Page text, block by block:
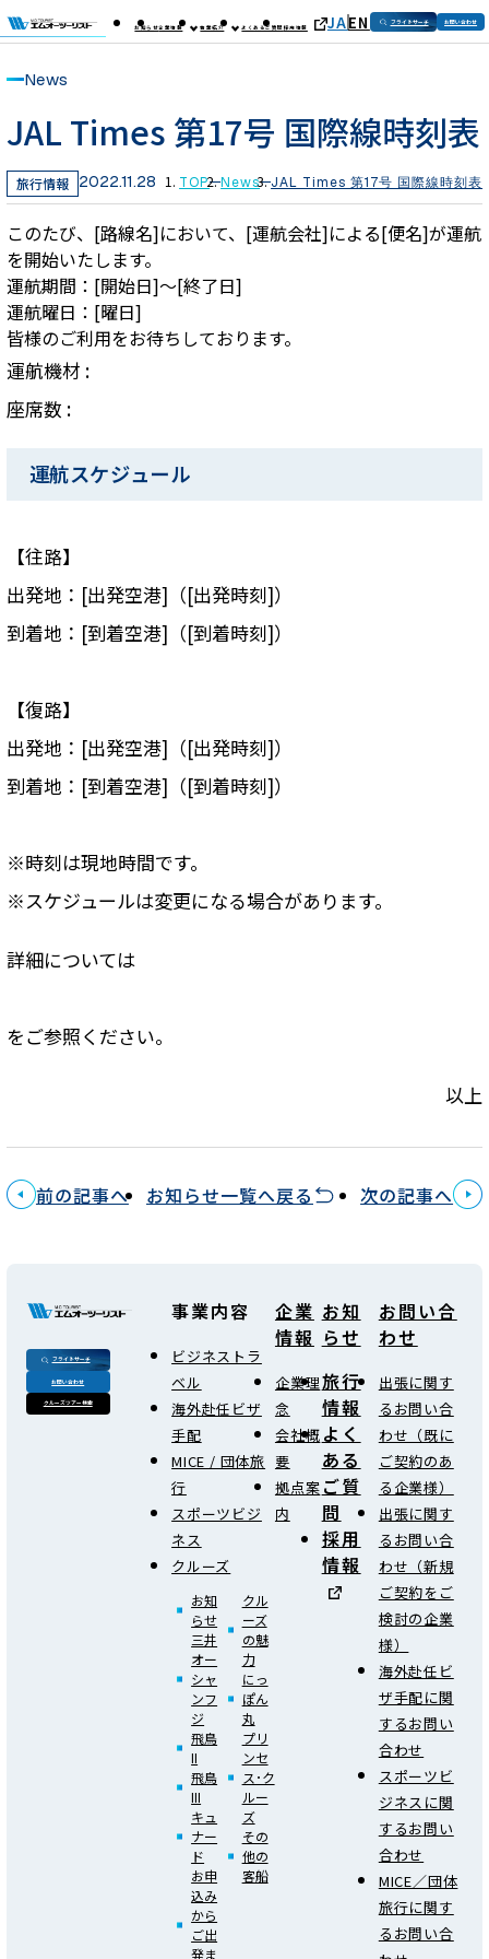
お知らせ企業情報 事業紹介 よくあるご質問採用情報 JAEN フライトサーチ お問い合わせ
News
JAL Times 第17号 国際線時刻表
旅行情報 2022.11.28 TOP News JAL Times 第17号 国際線時刻表
このたび、[路線名]において、[運航会社]による[便名]が運航
を開始いたします。
運航期間：[開始日]～[終了日]
運航曜日：[曜日]
皆様のご利用をお待ちしております。
運航機材 :
座席数 :
運航スケジュール
【往路】
出発地：[出発空港]（[出発時刻]）
到着地：[到着空港]（[到着時刻]）
【復路】
出発地：[出発空港]（[出発時刻]）
到着地：[到着空港]（[到着時刻]）
※時刻は現地時間です。
※スケジュールは変更になる場合があります。
詳細については
をご参照ください。
以上
前の記事へ お知らせ一覧へ戻る 次の記事へ
フライトサーチ
お問い合わせ
クルーズツアー検索
事業内容
ビジネストラ
ベル
海外赴任ビザ
手配
MICE / 団体旅
行
スポーツビジ
ネス
クルーズ
お知
らせ
三井
オー
シャ
ンフ
ジ
飛鳥
II
飛鳥
III
キュ
ナー
ド
お申
込み
から
ご出
発ま
クル
ーズ
の魅
力
にっ
ぽん
丸
プリ
ンセ
ス･ク
ルー
ズ
その
他の
客船
企業
情報
企業理
念
会社概
要
拠点案
内
お知
らせ
旅行
情報
よく
ある
ご質
問
採用
情報
お問い合
わせ
出張に関す
るお問い合
わせ（既に
ご契約のあ
る企業様）
出張に関す
るお問い合
わせ（新規
ご契約をご
検討の企業
様）
海外赴任ビ
ザ手配に関
するお問い
合わせ
スポーツビ
ジネスに関
するお問い
合わせ
MICE／団体
旅行に関す
るお問い合